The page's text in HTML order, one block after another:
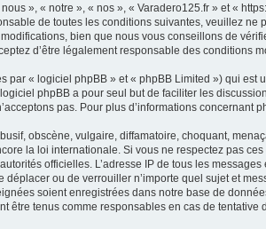
», « notre », « nos », « Varadero125.fr » et «
de toutes les conditions suivantes, veuillez
bien que nous vous conseillons de
d’être légalement responsable des conditions
par « logiciel phpBB » et « phpBB Limited ») qui est
phpBB a pour seul but de faciliter les
pas. Pour plus d’informations concernant
obscène, vulgaire, diffamatoire, choquant,
la loi internationale. Si vous ne respectez pas
officielles. L’adresse IP de tous les
ou de verrouiller n’importe quel sujet et
soient enregistrées dans notre base de
être tenus comme responsables en cas de